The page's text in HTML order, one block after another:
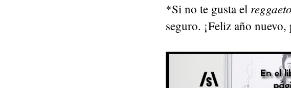
*Si no te gusta el
seguro. ¡Feliz año